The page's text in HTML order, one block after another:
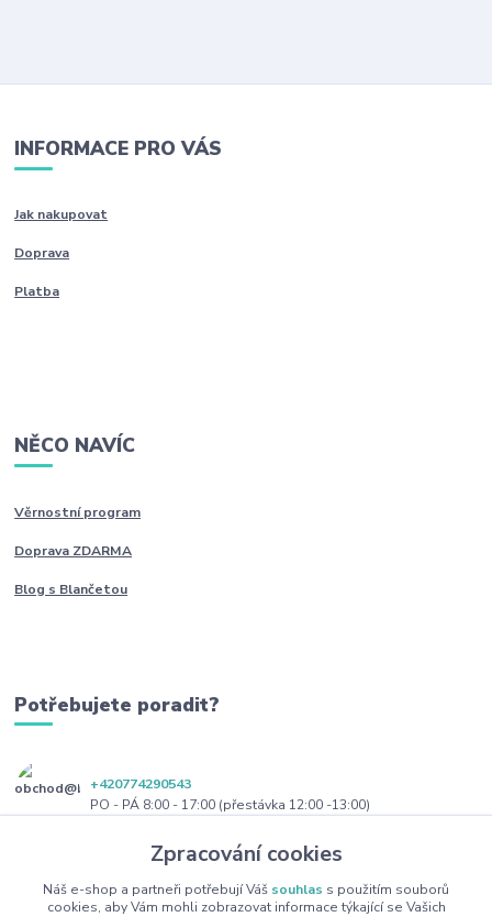
INFORMACE PRO VÁS
Jak nakupovat
Doprava
Platba
NĚCO NAVÍC
Věrnostní program
Doprava ZDARMA
Blog s Blančetou
Potřebujete poradit?
+420774290543
PO - PÁ 8:00 - 17:00 (přestávka 12:00 -13:00)
obchod@blanceta.czZpracování cookies
Náš e-shop a partneři potřebují Váš souhlas s použitím souborů
cookies, aby Vám mohli zobrazovat informace týkající se Vašich